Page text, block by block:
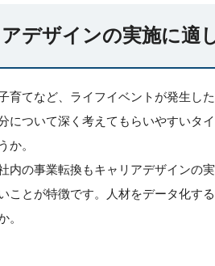
デザインの実施に適
育てなど、ライフイベントが発生し
について深く考えてもらいやすいタ
か。
内の事業転換もキャリアデザインの
ことが特徴です。人材をデータ化す
。